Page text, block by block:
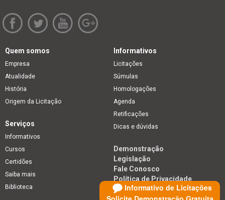
Informativo de Licitações
Quem somos
Empresa
Atualidade
História
Origem da Licitação
Informativos
Licitações
Súmulas
Homologações
Agenda
Retificações
Dicas e dúvidas
Serviços
Informativos
Cursos
Certidões
Saiba mais
Biblioteca
Demonstração
Legislação
Fale Conosco
Política de Privacidade